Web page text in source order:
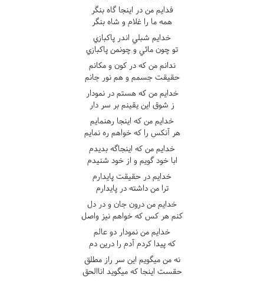
فدايم من در اينجا گاه بنگر
همه ما را غلام و شاه بنگر
خدايم شبلي اندر پاکبازي
تو چون مائي و چونمن پاکبازي
ندانم من که در کون و مکانم
حقيقت جسمم و هم نور جانم
خدايم من که هستم در نمودار
ز شوق اين يقينم بر سر دار
خدايم من که اينجا رهنمايم
هر آنکس را که خواهم ره نمايم
خدايم من که اينجاگه بديدم
ابا خود گويم و از خود شنيدم
خدايم در حقيقت پايدارم
ترا من داشته در پايدارم
خدايم من درون جان و در دل
کنم هر کس که خواهم نيز واصل
خدايم من نمودار دو عالم
که پيدا کردم آدم را درين دم
نه من ميگويم اين سر راز مطلق
حقست اينجا که ميگويد اناالحق